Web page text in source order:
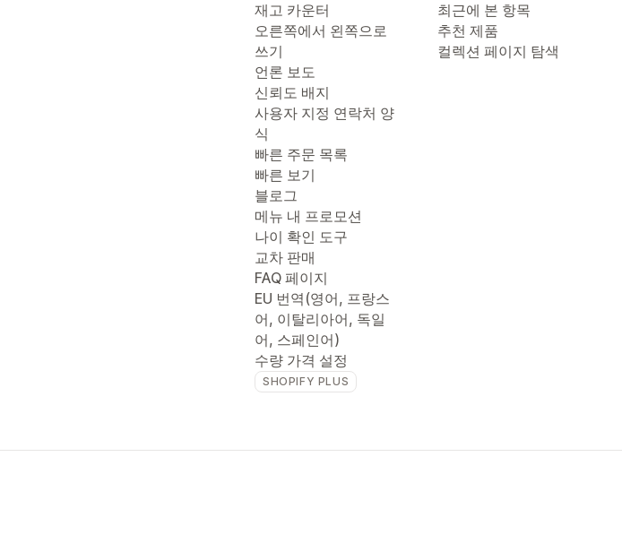
재고 카운터
오른쪽에서 왼쪽으로
쓰기
언론 보도
신뢰도 배지
사용자 지정 연락처 양
식
빠른 주문 목록
빠른 보기
블로그
메뉴 내 프로모션
나이 확인 도구
교차 판매
FAQ 페이지
EU 번역(영어, 프랑스
어, 이탈리아어, 독일
어, 스페인어)
수량 가격 설정
SHOPIFY PLUS
최근에 본 항목
추천 제품
컬렉션 페이지 탐색